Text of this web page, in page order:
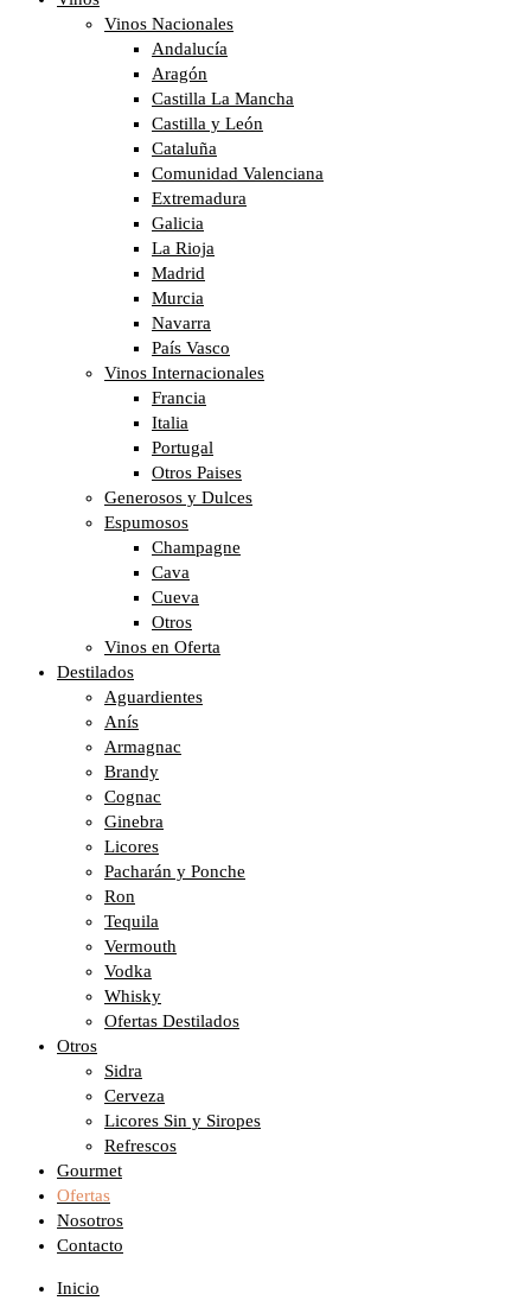
Vinos Nacionales
Andalucía
Aragón
Castilla La Mancha
Castilla y León
Cataluña
Comunidad Valenciana
Extremadura
Galicia
La Rioja
Madrid
Murcia
Navarra
País Vasco
Vinos Internacionales
Francia
Italia
Portugal
Otros Paises
Generosos y Dulces
Espumosos
Champagne
Cava
Cueva
Otros
Vinos en Oferta
Destilados
Aguardientes
Anís
Armagnac
Brandy
Cognac
Ginebra
Licores
Pacharán y Ponche
Ron
Tequila
Vermouth
Vodka
Whisky
Ofertas Destilados
Otros
Sidra
Cerveza
Licores Sin y Siropes
Refrescos
Gourmet
Ofertas
Nosotros
Contacto
Inicio